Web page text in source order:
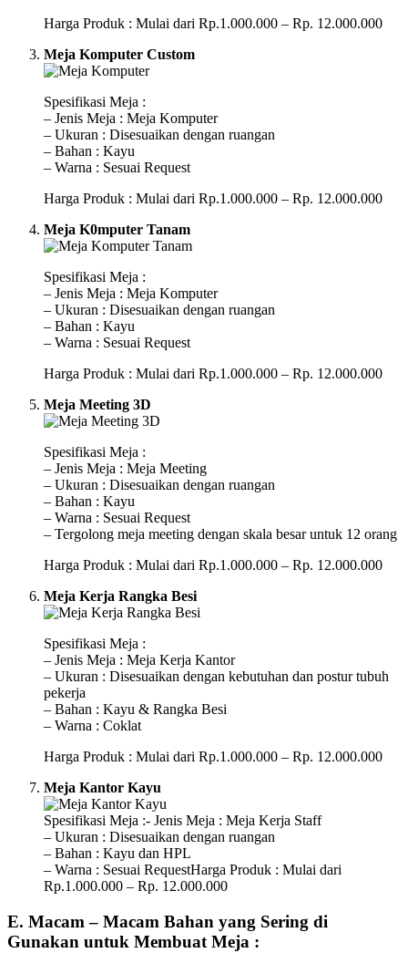
Harga Produk : Mulai dari Rp.1.000.000 – Rp. 12.000.000
Meja Komputer Custom
Spesifikasi Meja :
– Jenis Meja : Meja Komputer
– Ukuran : Disesuaikan dengan ruangan
– Bahan : Kayu
– Warna : Sesuai Request
Harga Produk : Mulai dari Rp.1.000.000 – Rp. 12.000.000
Meja K0mputer Tanam
Spesifikasi Meja :
– Jenis Meja : Meja Komputer
– Ukuran : Disesuaikan dengan ruangan
– Bahan : Kayu
– Warna : Sesuai Request
Harga Produk : Mulai dari Rp.1.000.000 – Rp. 12.000.000
Meja Meeting 3D
Spesifikasi Meja :
– Jenis Meja : Meja Meeting
– Ukuran : Disesuaikan dengan ruangan
– Bahan : Kayu
– Warna : Sesuai Request
– Tergolong meja meeting dengan skala besar untuk 12 orang
Harga Produk : Mulai dari Rp.1.000.000 – Rp. 12.000.000
Meja Kerja Rangka Besi
Spesifikasi Meja :
– Jenis Meja : Meja Kerja Kantor
– Ukuran : Disesuaikan dengan kebutuhan dan postur tubuh
pekerja
– Bahan : Kayu & Rangka Besi
– Warna : Coklat
Harga Produk : Mulai dari Rp.1.000.000 – Rp. 12.000.000
Meja Kantor Kayu
Spesifikasi Meja :- Jenis Meja : Meja Kerja Staff
– Ukuran : Disesuaikan dengan ruangan
– Bahan : Kayu dan HPL
– Warna : Sesuai RequestHarga Produk : Mulai dari
Rp.1.000.000 – Rp. 12.000.000
E. Macam – Macam Bahan yang Sering di
Gunakan untuk Membuat Meja :